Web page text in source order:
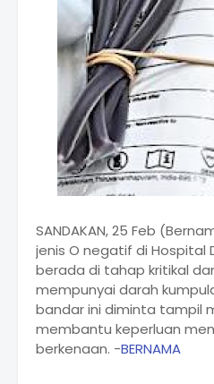
SANDAKAN, 25 Feb
jenis O negatif di Hospital
berada di tahap kritikal
mempunyai darah
bandar ini diminta tampil
membantu keperluan
berkenaan. -BERNAMA